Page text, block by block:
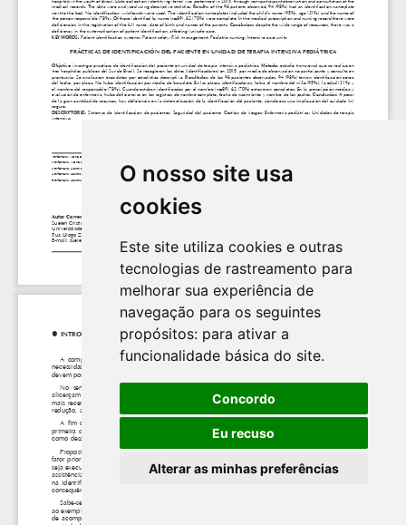
O nosso site usa
cookies
Este site utiliza cookies e outras
tecnologias de rastreamento para
melhorar sua experiência de
navegação para os seguintes
propósitos: para ativar a
funcionalidade básica do site.
Concordo
Eu recuso
Alterar as minhas preferências